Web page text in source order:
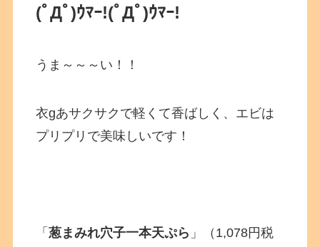
(ﾟДﾟ)ｳﾏｰ!(ﾟДﾟ)ｳﾏｰ!
うま～～～い！！
衣gあサクサクで軽くて香ばしく、エビは
プリプリで美味しいです！
「葱まみれ穴子一本天ぷら 」（1,078円税